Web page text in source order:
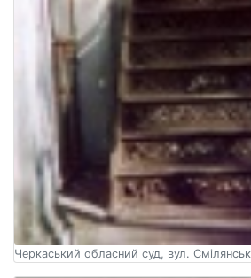
Черкаський обласний суд, вул.